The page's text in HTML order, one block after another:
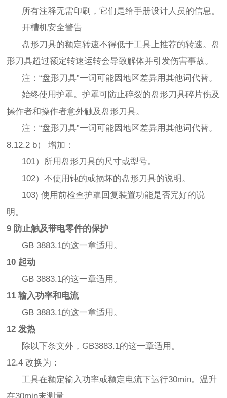
所有注释无需印刷，它们是给手册设计人员的信息。
开槽机安全警告
盘形刀具的额定转速不得低于工具上推荐的转速。盘
形刀具超过额定转速运转会导致解体并引发伤害事故。
注：“盘形刀具”一词可能因地区差异用其他词代替。
始终使用护罩。护罩可防止碎裂的盘形刀具碎片伤及
操作者和操作者意外触及盘形刀具。
注：“盘形刀具”一词可能因地区差异用其他词代替。
8.12.2 b） 增加：
101）所用盘形刀具的尺寸或型号。
102）不使用钝的或损坏的盘形刀具的说明。
103) 使用前检查护罩回复装置功能是否完好的说
明。
9 防止触及带电零件的保护
GB 3883.1的这一章适用。
10 起动
GB 3883.1的这一章适用。
11 输入功率和电流
GB 3883.1的这一章适用。
12 发热
除以下条文外，GB3883.1的这一章适用。
12.4 改换为：
工具在额定输入功率或额定电流下运行30min。温升